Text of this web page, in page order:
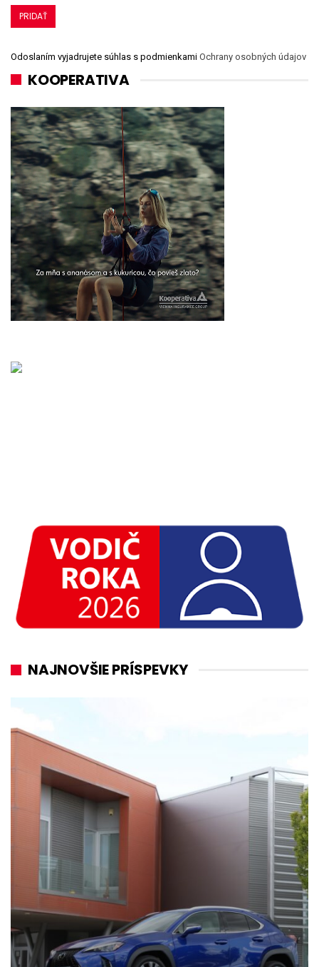
Odoslaním vyjadrujete súhlas s podmienkami Ochrany osobných údajov
KOOPERATIVA
NAJNOVŠIE PRÍSPEVKY